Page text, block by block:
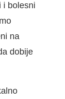
i bolesni
na
dobije